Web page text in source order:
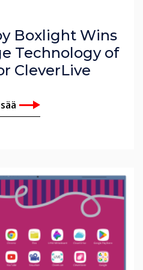
Boxlight Wins
Technology of
CleverLive